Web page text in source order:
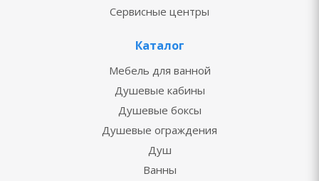
Сервисные центры
Каталог
Мебель для ванной
Душевые кабины
Душевые боксы
Душевые ограждения
Душ
Ванны